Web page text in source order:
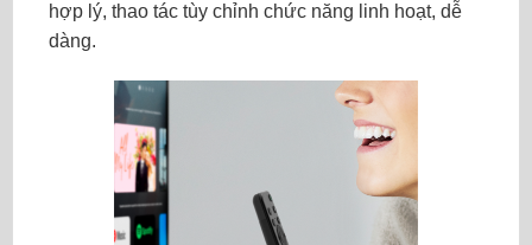
hợp lý, thao tác tùy chỉnh chức năng linh hoạt, dễ
dàng.